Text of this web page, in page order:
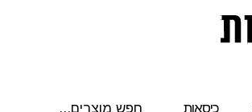
כיסאות